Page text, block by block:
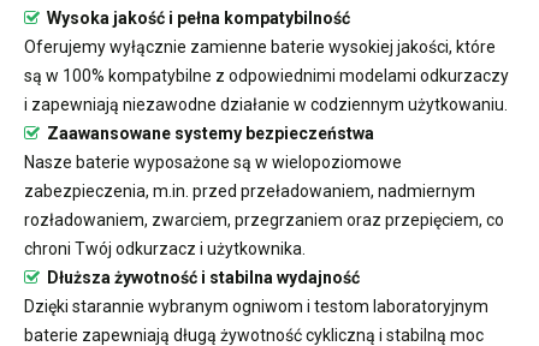
Wysoka jakość i pełna kompatybilność
Oferujemy wyłącznie zamienne baterie wysokiej jakości, które
są w 100% kompatybilne z odpowiednimi modelami odkurzaczy
i zapewniają niezawodne działanie w codziennym użytkowaniu.
Zaawansowane systemy bezpieczeństwa
Nasze baterie wyposażone są w wielopoziomowe
zabezpieczenia, m.in. przed przeładowaniem, nadmiernym
rozładowaniem, zwarciem, przegrzaniem oraz przepięciem, co
chroni Twój odkurzacz i użytkownika.
Dłuższa żywotność i stabilna wydajność
Dzięki starannie wybranym ogniwom i testom laboratoryjnym
baterie zapewniają długą żywotność cykliczną i stabilną moc